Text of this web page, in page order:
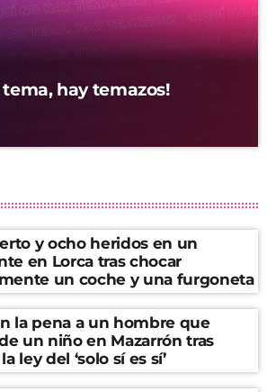
tema, hay temazos!
y ocho heridos en un
en Lorca tras chocar
un coche y una furgoneta
la pena a un hombre que
un niño en Mazarrón tras
ley del ‘solo sí es sí’